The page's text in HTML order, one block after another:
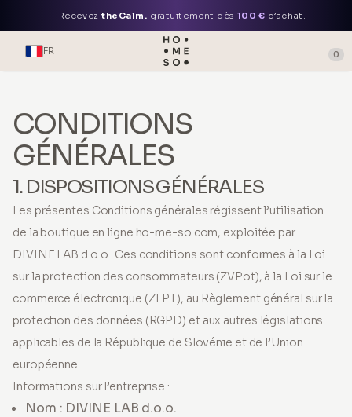
ReceveztheCalm. gratuitement dès 100 € d’achat.
FR 0
CONDITIONS
GÉNÉRALES
1. DISPOSITIONS GÉNÉRALES
Les présentes Conditions générales régissent l’utilisation
de la boutique en ligne ho-me-so.com, exploitée par
DIVINE LAB d.o.o.. Ces conditions sont conformes à la Loi
sur la protection des consommateurs (ZVPot), à la Loi sur le
commerce électronique (ZEPT), au Règlement général sur la
protection des données (RGPD) et aux autres législations
applicables de la République de Slovénie et de l’Union
européenne.
Informations sur l’entreprise :
Nom : DIVINE LAB d.o.o.